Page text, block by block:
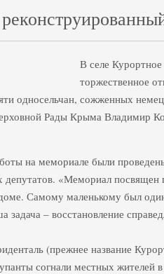
В селе Курортное
торжественное
односельчан, сожженных
Рады Крыма Владимир
на мемориале были
«Мемориал посвящен
Самому маленькому был
– восстановление
(прежнее название
согнали местных